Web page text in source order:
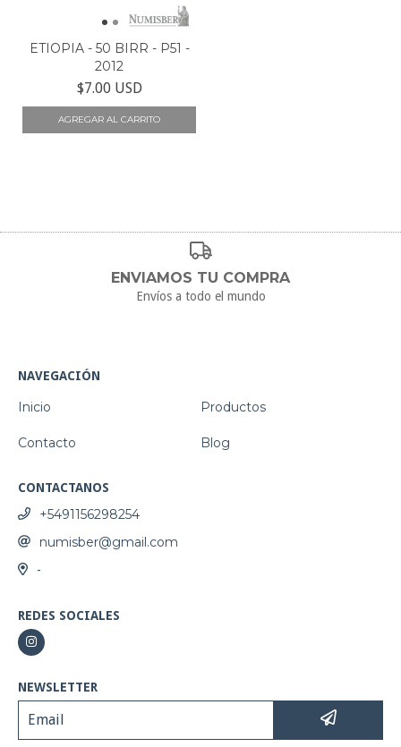
ETIOPIA - 50 BIRR - P51 -
2012
$7.00 USD
ENVIAMOS TU COMPRA
Envíos a todo el mundo
NAVEGACIÓN
Inicio Productos
Contacto Blog
CONTACTANOS
+5491156298254
numisber@gmail.com
-
REDES SOCIALES
NEWSLETTER